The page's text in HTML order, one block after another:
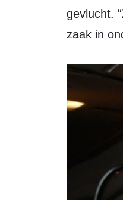
gevlucht.
zaak in